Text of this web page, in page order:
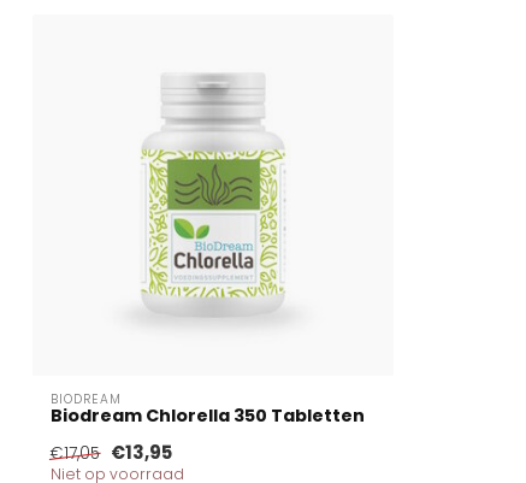
BIODREAM
Biodream Chlorella 350 Tabletten
€17,05 €13,95
Niet op voorraad